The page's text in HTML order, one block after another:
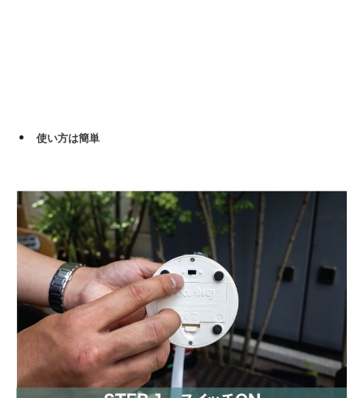
使い方は簡単